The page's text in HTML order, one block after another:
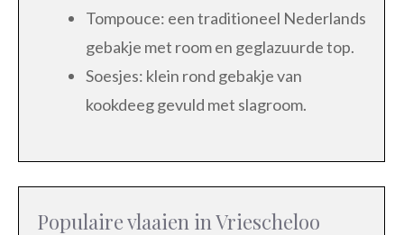
Tompouce: een traditioneel Nederlands
gebakje met room en geglazuurde top.
Soesjes: klein rond gebakje van
kookdeeg gevuld met slagroom.
Populaire vlaaien in Vriescheloo